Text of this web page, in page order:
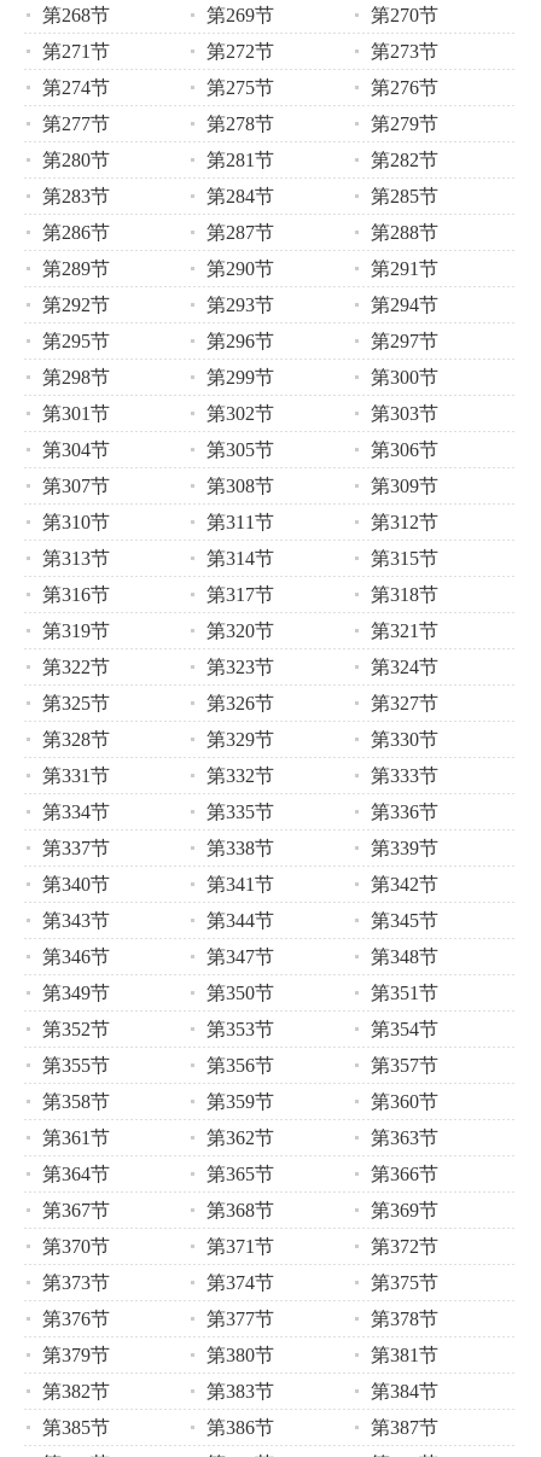
第268节
第269节
第270节
第271节
第272节
第273节
第274节
第275节
第276节
第277节
第278节
第279节
第280节
第281节
第282节
第283节
第284节
第285节
第286节
第287节
第288节
第289节
第290节
第291节
第292节
第293节
第294节
第295节
第296节
第297节
第298节
第299节
第300节
第301节
第302节
第303节
第304节
第305节
第306节
第307节
第308节
第309节
第310节
第311节
第312节
第313节
第314节
第315节
第316节
第317节
第318节
第319节
第320节
第321节
第322节
第323节
第324节
第325节
第326节
第327节
第328节
第329节
第330节
第331节
第332节
第333节
第334节
第335节
第336节
第337节
第338节
第339节
第340节
第341节
第342节
第343节
第344节
第345节
第346节
第347节
第348节
第349节
第350节
第351节
第352节
第353节
第354节
第355节
第356节
第357节
第358节
第359节
第360节
第361节
第362节
第363节
第364节
第365节
第366节
第367节
第368节
第369节
第370节
第371节
第372节
第373节
第374节
第375节
第376节
第377节
第378节
第379节
第380节
第381节
第382节
第383节
第384节
第385节
第386节
第387节